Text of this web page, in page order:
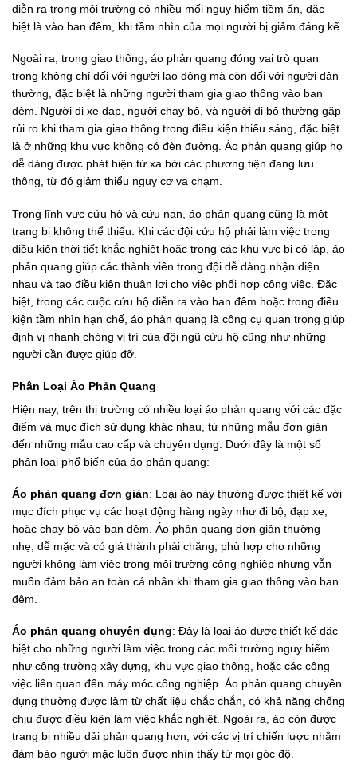
diễn ra trong môi trường có nhiều mối nguy hiểm tiềm ẩn, đặc
biệt là vào ban đêm, khi tầm nhìn của mọi người bị giảm đáng kể.
Ngoài ra, trong giao thông, áo phản quang đóng vai trò quan
trọng không chỉ đối với người lao động mà còn đối với người dân
thường, đặc biệt là những người tham gia giao thông vào ban
đêm. Người đi xe đạp, người chạy bộ, và người đi bộ thường gặp
rủi ro khi tham gia giao thông trong điều kiện thiếu sáng, đặc biệt
là ở những khu vực không có đèn đường. Áo phản quang giúp họ
dễ dàng được phát hiện từ xa bởi các phương tiện đang lưu
thông, từ đó giảm thiểu nguy cơ va chạm.
Trong lĩnh vực cứu hộ và cứu nạn, áo phản quang cũng là một
trang bị không thể thiếu. Khi các đội cứu hộ phải làm việc trong
điều kiện thời tiết khắc nghiệt hoặc trong các khu vực bị cô lập, áo
phản quang giúp các thành viên trong đội dễ dàng nhận diện
nhau và tạo điều kiện thuận lợi cho việc phối hợp công việc. Đặc
biệt, trong các cuộc cứu hộ diễn ra vào ban đêm hoặc trong điều
kiện tầm nhìn hạn chế, áo phản quang là công cụ quan trọng giúp
định vị nhanh chóng vị trí của đội ngũ cứu hộ cũng như những
người cần được giúp đỡ.
Phân Loại Áo Phản Quang
Hiện nay, trên thị trường có nhiều loại áo phản quang với các đặc
điểm và mục đích sử dụng khác nhau, từ những mẫu đơn giản
đến những mẫu cao cấp và chuyên dụng. Dưới đây là một số
phân loại phổ biến của áo phản quang:
Áo phản quang đơn giản: Loại áo này thường được thiết kế với
mục đích phục vụ các hoạt động hàng ngày như đi bộ, đạp xe,
hoặc chạy bộ vào ban đêm. Áo phản quang đơn giản thường
nhẹ, dễ mặc và có giá thành phải chăng, phù hợp cho những
người không làm việc trong môi trường công nghiệp nhưng vẫn
muốn đảm bảo an toàn cá nhân khi tham gia giao thông vào ban
đêm.
Áo phản quang chuyên dụng: Đây là loại áo được thiết kế đặc
biệt cho những người làm việc trong các môi trường nguy hiểm
như công trường xây dựng, khu vực giao thông, hoặc các công
việc liên quan đến máy móc công nghiệp. Áo phản quang chuyên
dụng thường được làm từ chất liệu chắc chắn, có khả năng chống
chịu được điều kiện làm việc khắc nghiệt. Ngoài ra, áo còn được
trang bị nhiều dải phản quang hơn, với các vị trí chiến lược nhằm
đảm bảo người mặc luôn được nhìn thấy từ mọi góc độ.